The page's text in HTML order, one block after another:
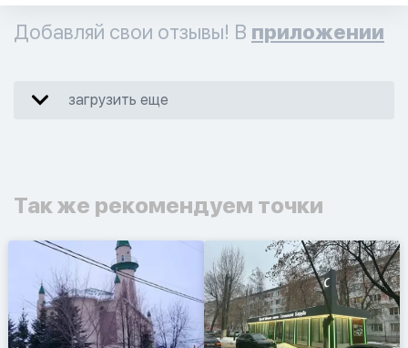
Добавляй свои отзывы! В приложении
загрузить еще
Так же рекомендуем точки